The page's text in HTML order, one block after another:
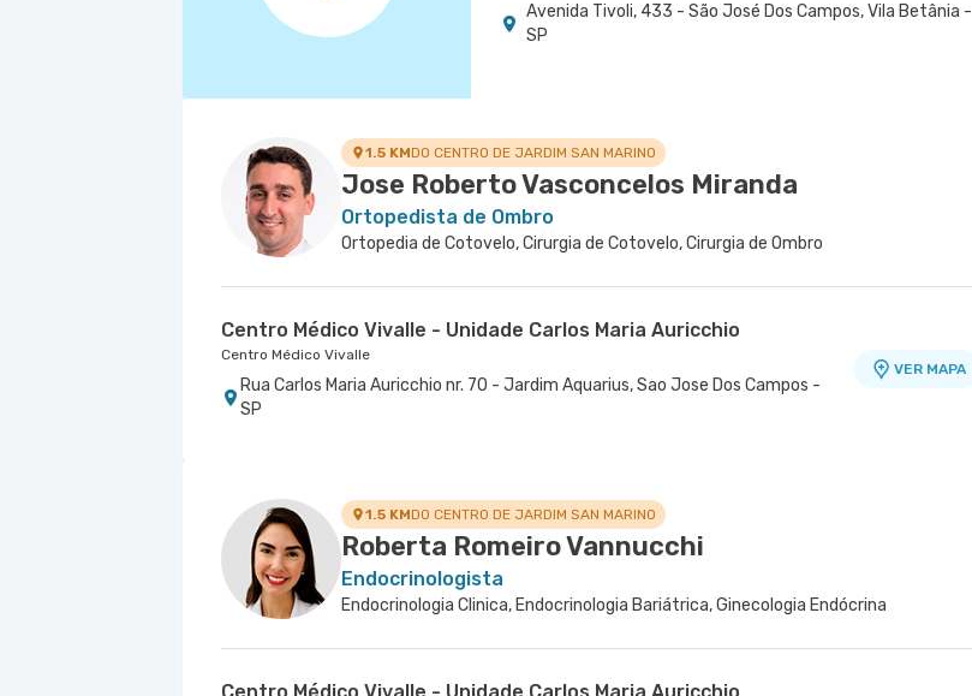
Avenida Tivoli, 433 - São José Dos Campos, Vila Betânia -
SP
1.5 KMDO CENTRO DE JARDIM SAN MARINO
Jose Roberto Vasconcelos Miranda
Ortopedista de Ombro
Ortopedia de Cotovelo, Cirurgia de Cotovelo, Cirurgia de Ombro
Centro Médico Vivalle - Unidade Carlos Maria Auricchio
Centro Médico Vivalle
Rua Carlos Maria Auricchio nr. 70 - Jardim Aquarius, Sao Jose Dos Campos -
SP
VER MAPA
1.5 KMDO CENTRO DE JARDIM SAN MARINO
Roberta Romeiro Vannucchi
Endocrinologista
Endocrinologia Clinica, Endocrinologia Bariátrica, Ginecologia Endócrina